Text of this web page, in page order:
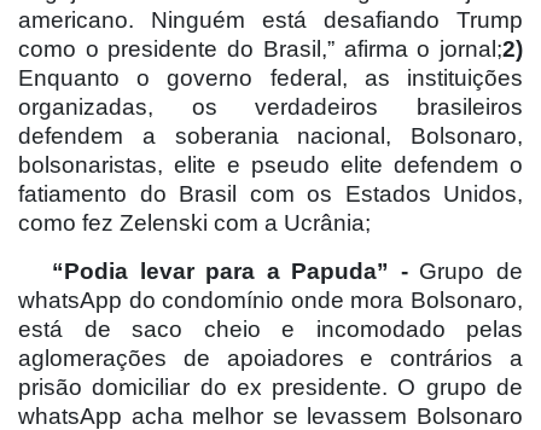
americano. Ninguém está desafiando Trump
como o presidente do Brasil,” afirma o jornal;2)
Enquanto o governo federal, as instituições
organizadas, os verdadeiros brasileiros
defendem a soberania nacional, Bolsonaro,
bolsonaristas, elite e pseudo elite defendem o
fatiamento do Brasil com os Estados Unidos,
como fez Zelenski com a Ucrânia;
“Podia levar para a Papuda” - Grupo de
whatsApp do condomínio onde mora Bolsonaro,
está de saco cheio e incomodado pelas
aglomerações de apoiadores e contrários a
prisão domiciliar do ex presidente. O grupo de
whatsApp acha melhor se levassem Bolsonaro